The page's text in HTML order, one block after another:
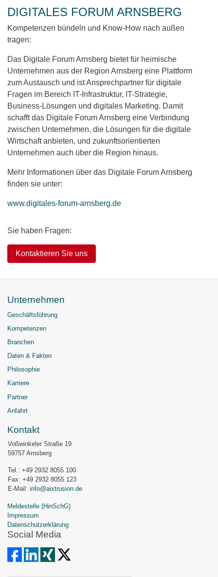
DIGITALES FORUM ARNSBERG
Kompetenzen bündeln und Know-How nach außen
tragen:
Das Digitale Forum Arnsberg bietet für heimische
Unternehmen aus der Region Arnsberg eine Plattform
zum Austausch und ist Ansprechpartner für digitale
Fragen im Bereich IT-Infrastruktur, IT-Strategie,
Business-Lösungen und digitales Marketing. Damit
schafft das Digitale Forum Arnsberg eine Verbindung
zwischen Unternehmen, die Lösungen für die digitale
Wirtschaft anbieten, und zukunftsorientierten
Unternehmen auch über die Region hinaus.
Mehr Informationen über das Digitale Forum Arnsberg
finden sie unter:
www.digitales-forum-arnsberg.de
Sie haben Fragen:
Kontaktieren Sie uns
Unternehmen
Geschäftsführung
Kompetenzen
Branchen
Daten & Fakten
Philosophie
Karriere
Partner
Anfahrt
Kontakt
Voßwinkeler Straße 19
59757 Arnsberg
Tel.: +49 2932 8055 100
Fax: +49 2932 8055 123
E-Mail: info@aixtrusion.de
Meldestelle (HinSchG)
Impressum
Datenschutzerklärung
Social Media